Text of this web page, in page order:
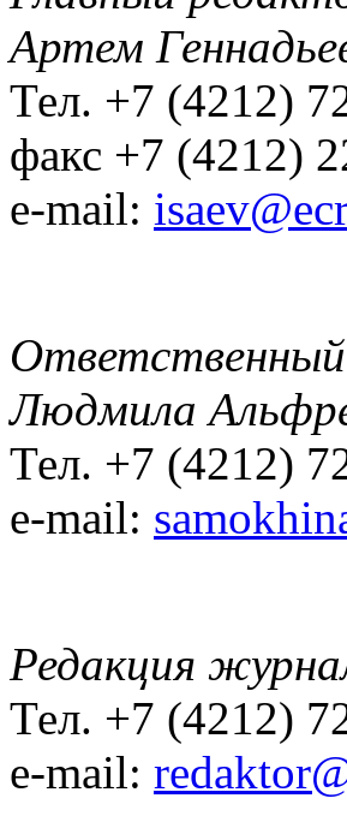
Артем
Тел. +7 (4212)
факс +7 (4212)
e-mail:
Ответственный
Людмила
Тел. +7 (4212)
e-mail:
Редакция
Тел. +7 (4212)
e-mail: